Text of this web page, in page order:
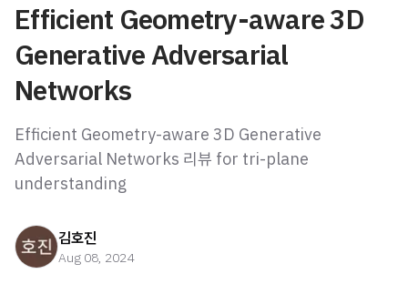
Efficient Geometry-aware 3D
Generative Adversarial
Networks
Efficient Geometry-aware 3D Generative
Adversarial Networks 리뷰 for tri-plane
understanding
김호진
Aug 08, 2024